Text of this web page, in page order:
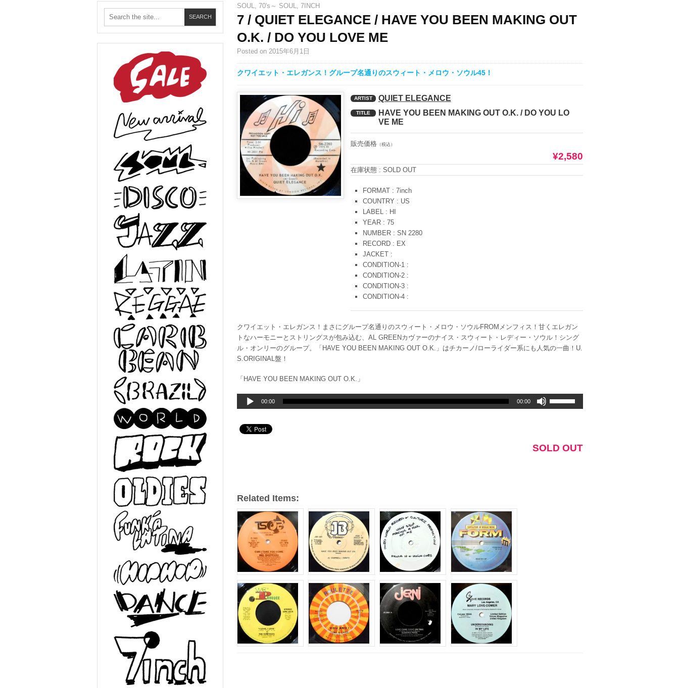
SOUL, 70's～ SOUL, 7INCH
7 / QUIET ELEGANCE / HAVE YOU BEEN MAKING OUT
O.K. / DO YOU LOVE ME
Posted on 2015年6月1日
クワイエット・エレガンス！グループ名通りのスウィート・メロウ・ソウル45！
ARTIST QUIET ELEGANCE
TITLE
HAVE YOU BEEN MAKING OUT O.K. / DO YOU LO
VE ME
販売価格（税込）
¥2,580
在庫状態 : SOLD OUT
FORMAT : 7inch
COUNTRY : US
LABEL : HI
YEAR : 75
NUMBER : SN 2280
RECORD : EX
JACKET :
CONDITION-1 :
CONDITION-2 :
CONDITION-3 :
CONDITION-4 :
クワイエット・エレガンス！まさにグループ名通りのスウィート・メロウ・ソウルFROMメンフィス！甘くエレガン
トなハーモニーとストリングスが包み込む、AL GREENカヴァーのナイス・スウィート・レディー・ソウル！シング
ル・オンリーのグループ。「HAVE YOU BEEN MAKING OUT O.K.」はチカーノ/ローライダー系にも人気の一曲！U.
S.ORIGINAL盤！
「HAVE YOU BEEN MAKING OUT O.K.」
声
レ
00:00 00:00
ボ
リ
調
SOLD OUT
Related Items: